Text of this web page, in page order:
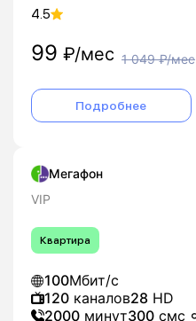
4.5
99 ₽/мес 1 049₽/мес
Подробнее
Мегафон
VIP
Квартира
100Мбит/с
120 каналов28 HD
2000 минут300 смс